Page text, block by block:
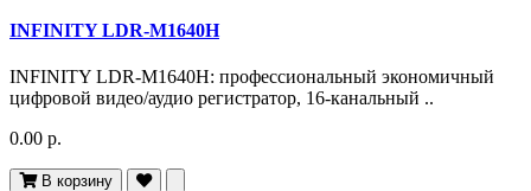
INFINITY LDR-M1640H
INFINITY LDR-M1640H: профессиональный экономичный
цифровой видео/аудио регистратор, 16-канальный ..
0.00 р.
В корзину